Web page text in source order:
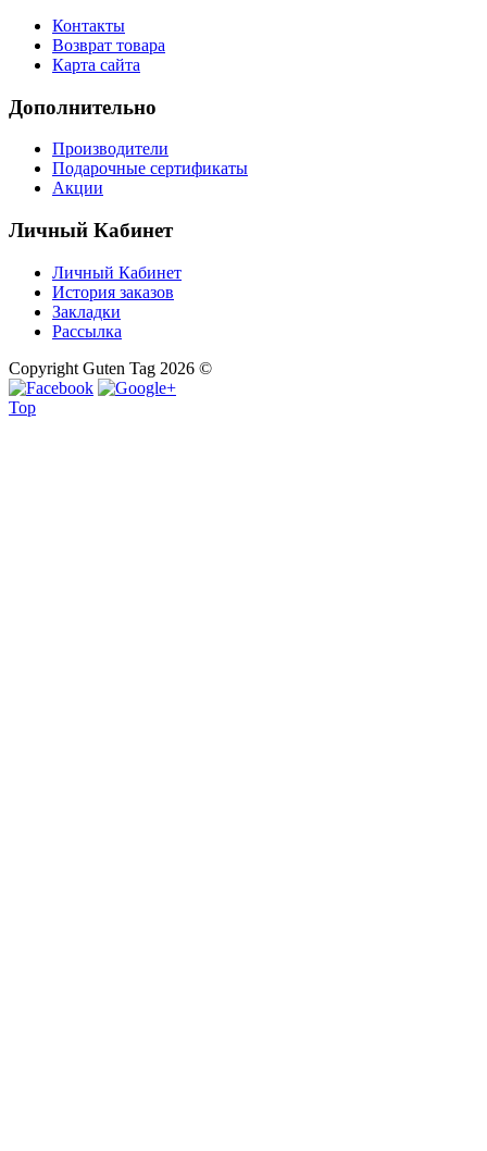
Контакты
Возврат товара
Карта сайта
Дополнительно
Производители
Подарочные сертификаты
Акции
Личный Кабинет
Личный Кабинет
История заказов
Закладки
Рассылка
Copyright Guten Tag 2026 ©
Top